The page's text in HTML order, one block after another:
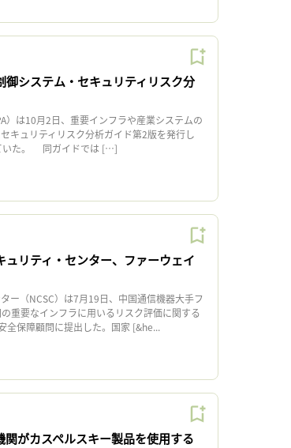
御システム・セキュリティリスク分
は10月2日、重要インフラや産業システムの
キュリティリスク分析ガイド第2版を発行し
いた。 同ガイドでは […]
ュリティ・センター、ファーウェイ
ー（NCSC）は7月19日、中国通信機器大手フ
重要なインフラに用いるリスク評価に関する
全保障顧問に提出した。国家 [&he...
関がカスペルスキー製品を使用する